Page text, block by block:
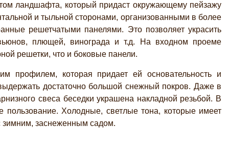
ландшафта, который придаст окружающему пейзажу
и тыльной сторонами, организованными в более
решетчатыми панелями. Это позволяет украсить
плющей, винограда и т.д. На входном проеме
решетки, что и боковые панели.
профилем, которая придает ей основательность и
достаточно большой снежный покров. Даже в
свеса беседки украшена накладной резьбой. В
пользование. Холодные, светлые тона, которые имеет
зимним, заснеженным садом.